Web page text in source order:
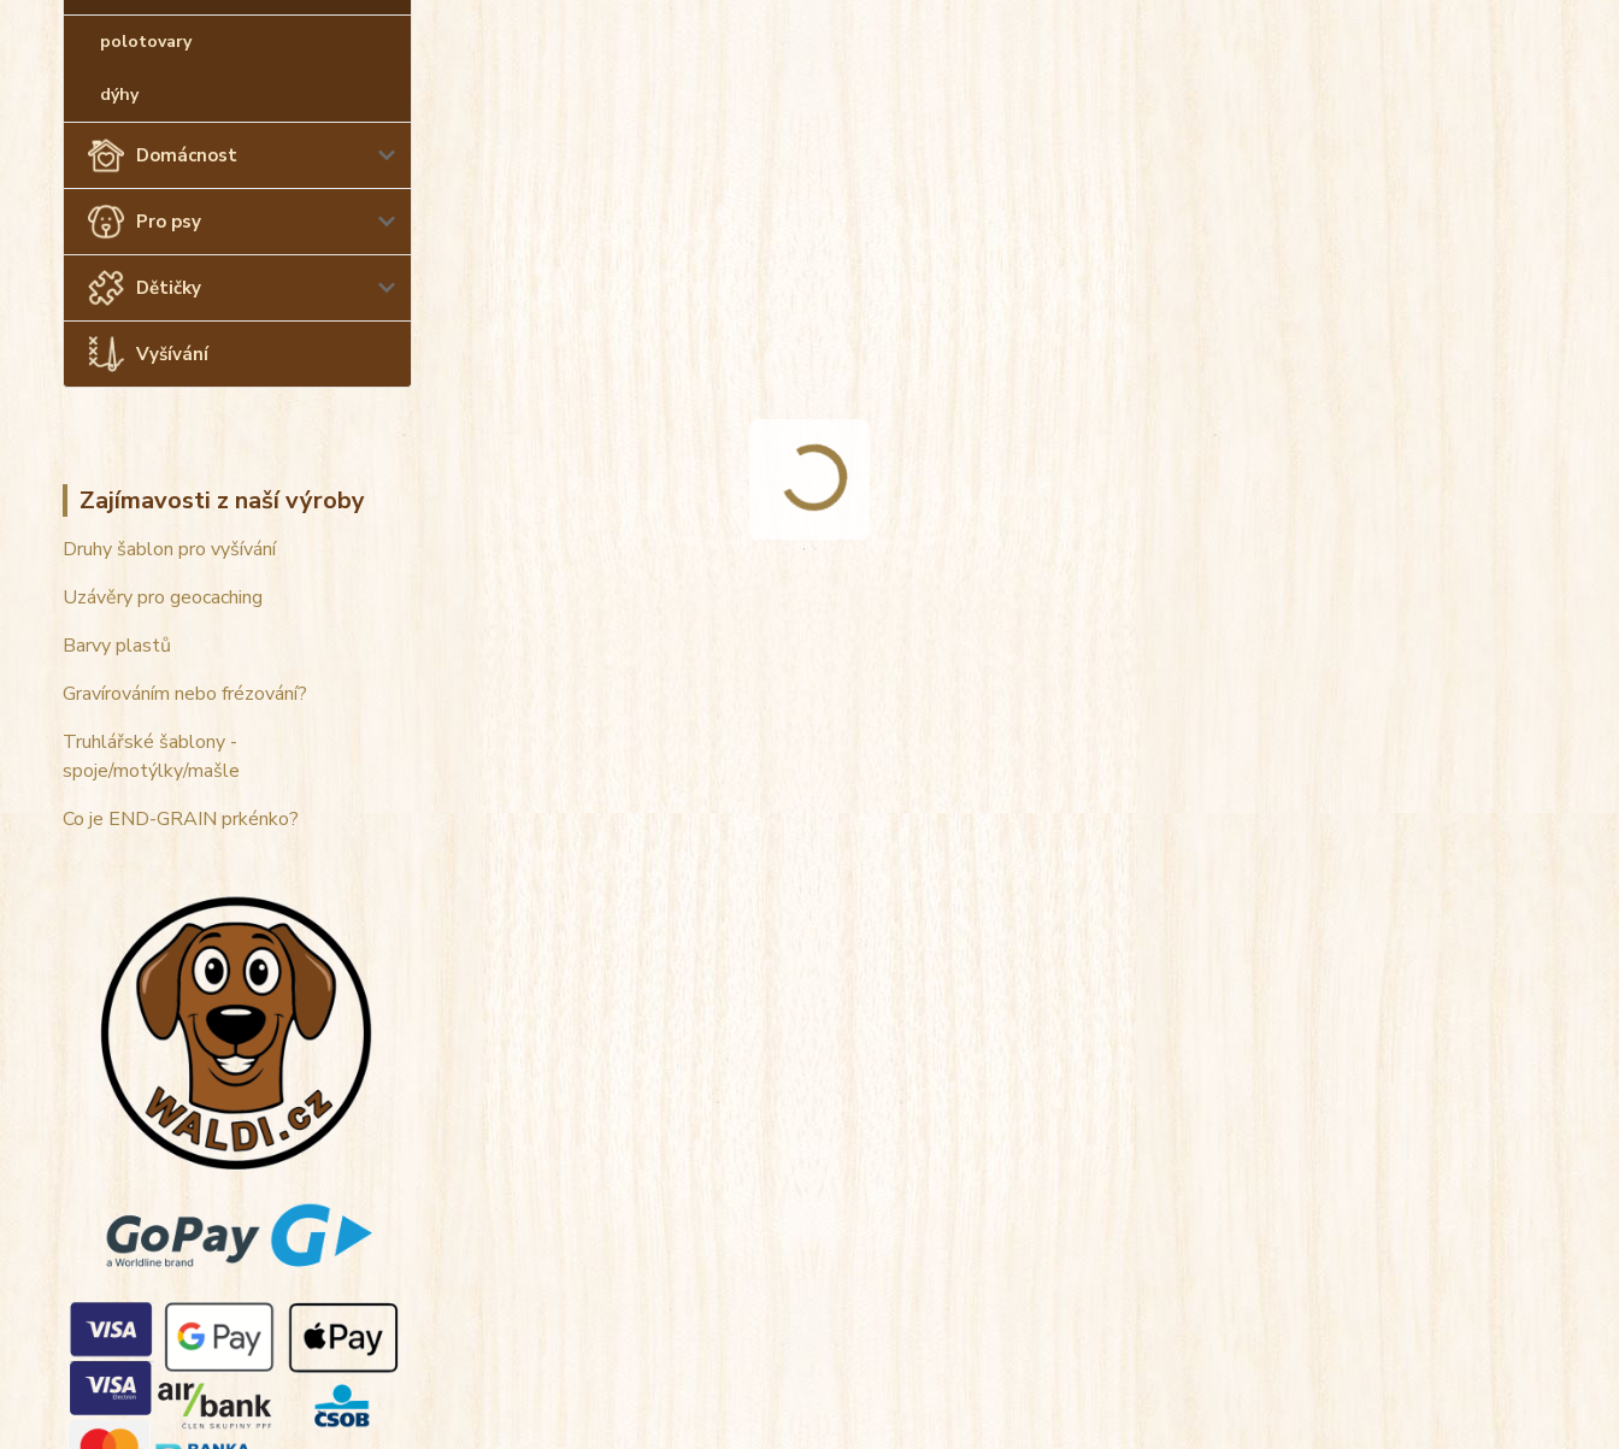
polotovary
dýhy
Domácnost
Pro psy
Dětičky
Vyšívání
Zajímavosti z naší výroby
Druhy šablon pro vyšívání
Uzávěry pro geocaching
Barvy plastů
Gravírováním nebo frézování?
Truhlářské šablony -
spoje/motýlky/mašle
Co je END-GRAIN prkénko?